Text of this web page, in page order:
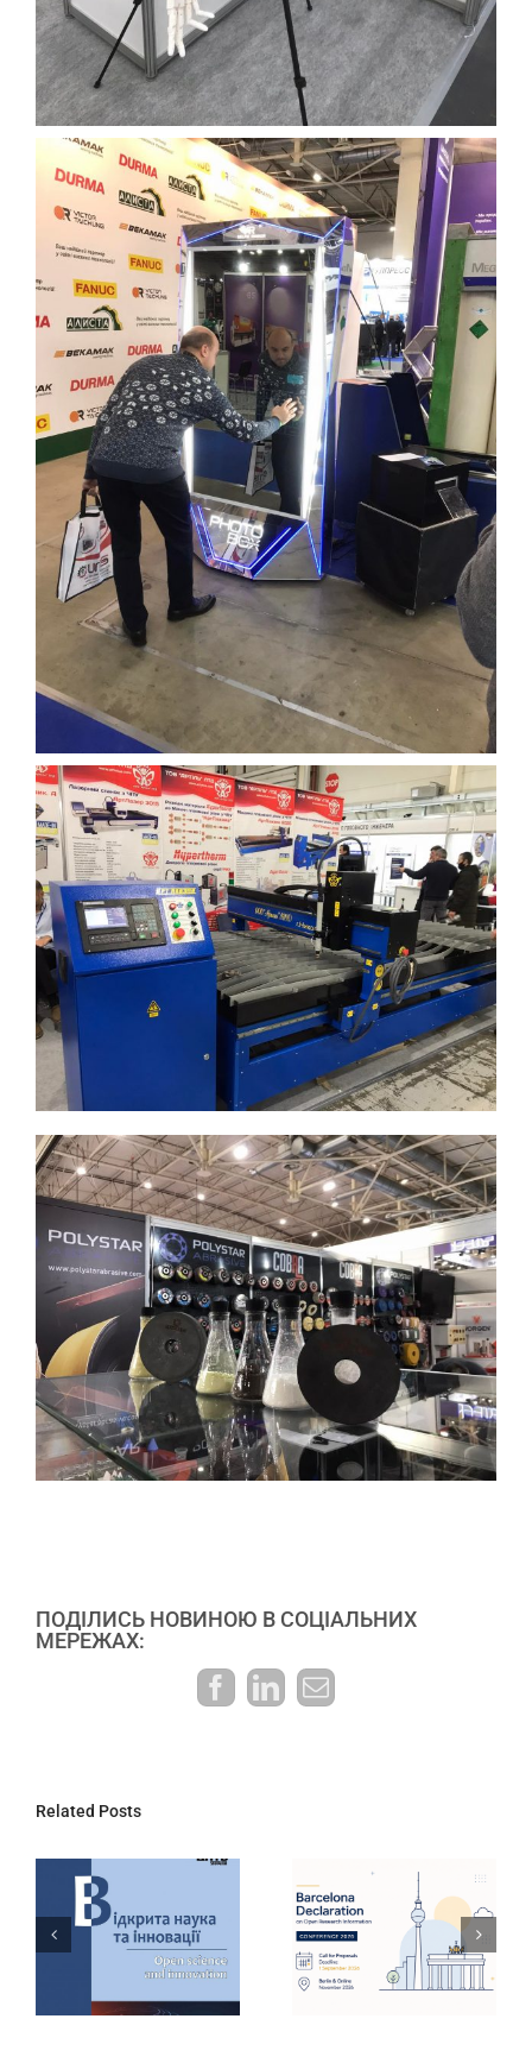
ПОДІЛИСЬ НОВИНОЮ В СОЦІАЛЬНИХ
МЕРЕЖАХ:
Facebook
LinkedIn
E-
mail:
Related Posts
запрошує
долучитися до
конференції
Declaration
Інтерактивний
дашборд
результатів
державної
атестації